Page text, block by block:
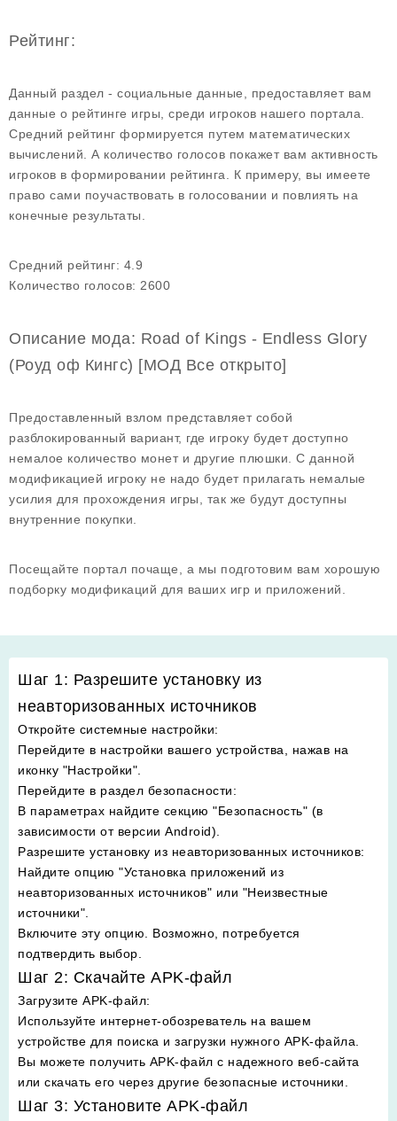
Рейтинг:
Данный раздел - социальные данные, предоставляет вам
данные о рейтинге игры, среди игроков нашего портала.
Средний рейтинг формируется путем математических
вычислений. А количество голосов покажет вам активность
игроков в формировании рейтинга. К примеру, вы имеете
право сами поучаствовать в голосовании и повлиять на
конечные результаты.
Средний рейтинг: 4.9
Количество голосов: 2600
Описание мода: Road of Kings - Endless Glory
(Роуд оф Кингс) [МОД Все открыто]
Предоставленный взлом представляет собой
разблокированный вариант, где игроку будет доступно
немалое количество монет и другие плюшки. С данной
модификацией игроку не надо будет прилагать немалые
усилия для прохождения игры, так же будут доступны
внутренние покупки.
Посещайте портал почаще, а мы подготовим вам хорошую
подборку модификаций для ваших игр и приложений.
Шаг 1: Разрешите установку из
неавторизованных источников
Откройте системные настройки:
Перейдите в настройки вашего устройства, нажав на
иконку "Настройки".
Перейдите в раздел безопасности:
В параметрах найдите секцию "Безопасность" (в
зависимости от версии Android).
Разрешите установку из неавторизованных источников:
Найдите опцию "Установка приложений из
неавторизованных источников" или "Неизвестные
источники".
Включите эту опцию. Возможно, потребуется
подтвердить выбор.
Шаг 2: Скачайте APK-файл
Загрузите APK-файл:
Используйте интернет-обозреватель на вашем
устройстве для поиска и загрузки нужного APK-файла.
Вы можете получить APK-файл с надежного веб-сайта
или скачать его через другие безопасные источники.
Шаг 3: Установите APK-файл